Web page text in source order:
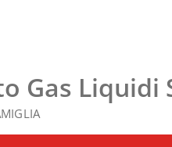
Gas Liquidi